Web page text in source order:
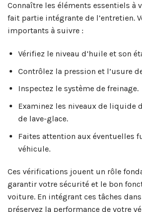
Connaître les éléments essentiels à
fait partie intégrante de l’entretien.
importants à suivre :
Vérifiez le niveau d’huile et son
Contrôlez la pression et l’usure
Inspectez le système de freinage.
Examinez les niveaux de liquide
de lave-glace.
Faites attention aux éventuelles
véhicule.
Ces vérifications jouent un rôle
garantir votre sécurité et le bon
voiture. En intégrant ces tâches
préservez la performance de votre